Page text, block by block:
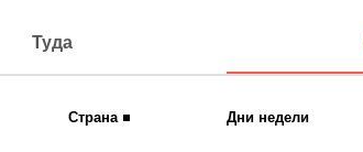
Туда
Страна Дни недели